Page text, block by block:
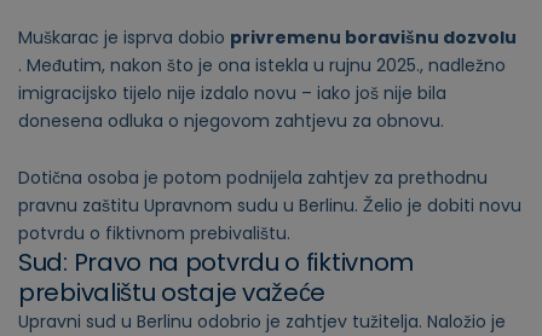
Muškarac je isprva dobio privremenu boravišnu dozvolu
. Međutim, nakon što je ona istekla u rujnu 2025., nadležno
imigracijsko tijelo nije izdalo novu – iako još nije bila
donesena odluka o njegovom zahtjevu za obnovu.
Dotična osoba je potom podnijela zahtjev za prethodnu
pravnu zaštitu Upravnom sudu u Berlinu. Želio je dobiti novu
potvrdu o fiktivnom prebivalištu.
Sud: Pravo na potvrdu o fiktivnom
prebivalištu ostaje važeće
Upravni sud u Berlinu odobrio je zahtjev tužitelja. Naložio je